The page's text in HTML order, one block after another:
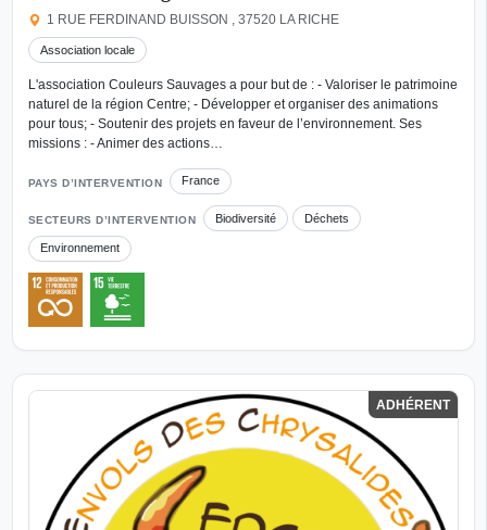
1 RUE FERDINAND BUISSON , 37520 LA RICHE
Association locale
L'association Couleurs Sauvages a pour but de : - Valoriser le patrimoine
naturel de la région Centre; - Développer et organiser des animations
pour tous; - Soutenir des projets en faveur de l’environnement. Ses
missions : - Animer des actions…
PAYS D’INTERVENTION France
SECTEURS D’INTERVENTION Biodiversité Déchets
Environnement
ADHÉRENT